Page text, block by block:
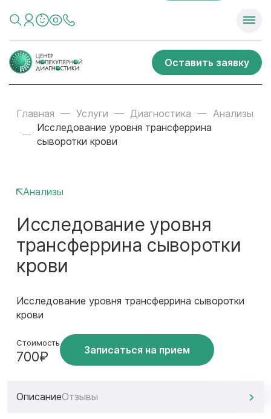
Оставить заявку
Главная Услуги Диагностика
Анализы
Исследование уровня трансферрина
сыворотки крови
Анализы
Исследование уровня
трансферрина сыворотки
крови
Исследование уровня трансферрина сыворотки
крови
Стоимость
700₽ Записаться на прием
ОписаниеОтзывы